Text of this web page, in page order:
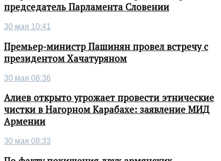
председатель Парламента Словении
30 мая 10:41
Премьер-министр Пашинян провел встречу с
президентом Хачатуряном
30 мая 08:36
Алиев открыто угрожает провести этнические
чистки в Нагорном Карабахе: заявление МИД
Армении
30 мая 08:33